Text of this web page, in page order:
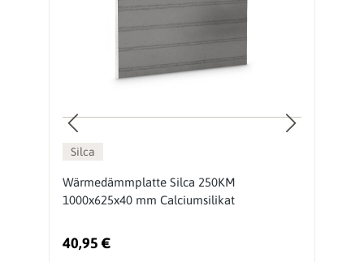
Silca
Wärmedämmplatte Silca 250KM
1000x625x40 mm Calciumsilikat
40,95 €